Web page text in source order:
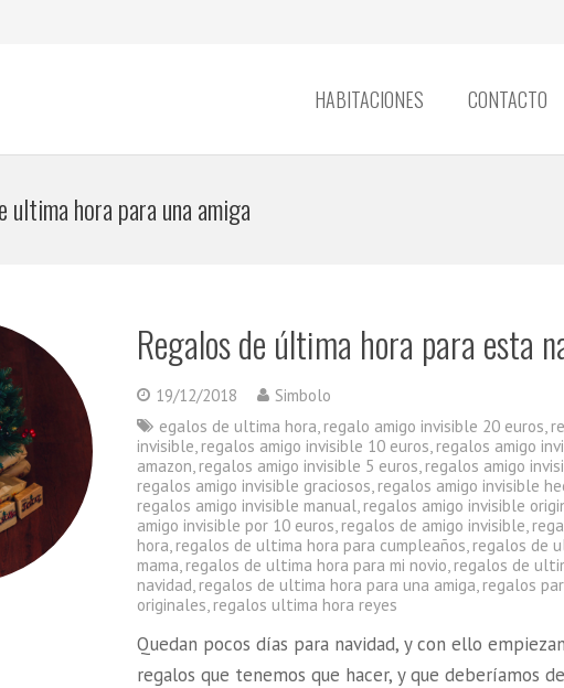
HABITACIONES CONTACTO
ultima hora para una amiga
Regalos de última hora para esta
19/12/2018
Simbolo
egalos de ultima hora, regalo amigo invisible 20 euros,
invisible, regalos amigo invisible 10 euros, regalos amigo
amazon, regalos amigo invisible 5 euros, regalos amigo
regalos amigo invisible graciosos, regalos amigo invisible
regalos amigo invisible manual, regalos amigo invisible
amigo invisible por 10 euros, regalos de amigo invisible,
hora, regalos de ultima hora para cumpleaños, regalos de
mama, regalos de ultima hora para mi novio, regalos de
navidad, regalos de ultima hora para una amiga, regalos
originales, regalos ultima hora reyes
Quedan pocos días para navidad, y con ello
regalos que tenemos que hacer, y que deberíamos